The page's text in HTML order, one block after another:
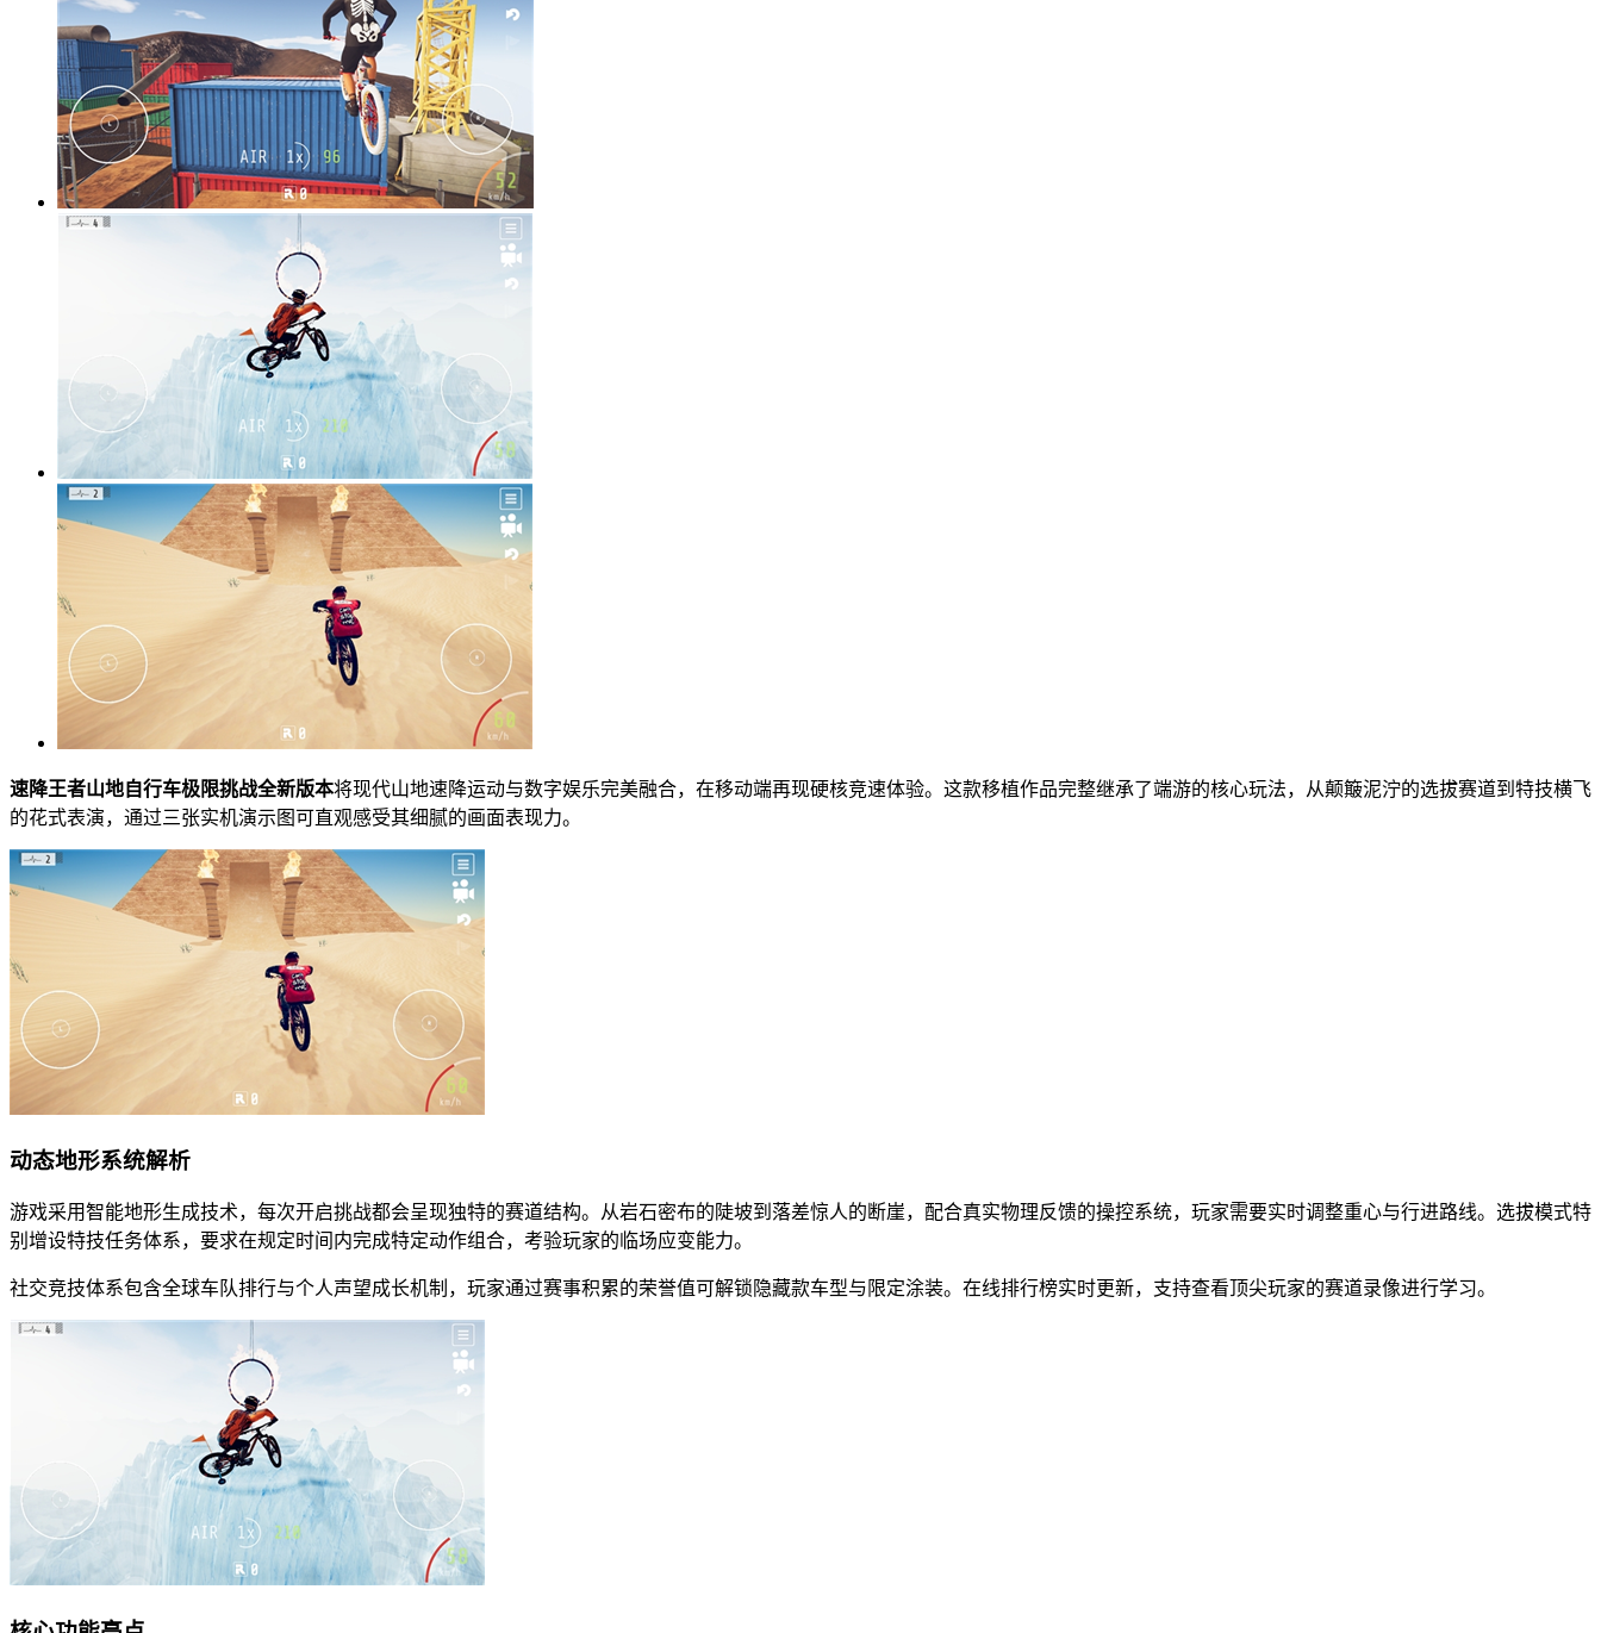
速降王者山地自行车极限挑战全新版本将现代山地速降运动与数字娱乐完美融合，在移动端再现硬核竞速体验。这款移植作品完整继承了端游的核心玩法，从颠簸泥泞的选拔赛道到特技横飞
的花式表演，通过三张实机演示图可直观感受其细腻的画面表现力。
动态地形系统解析
游戏采用智能地形生成技术，每次开启挑战都会呈现独特的赛道结构。从岩石密布的陡坡到落差惊人的断崖，配合真实物理反馈的操控系统，玩家需要实时调整重心与行进路线。选拔模式特
别增设特技任务体系，要求在规定时间内完成特定动作组合，考验玩家的临场应变能力。
社交竞技体系包含全球车队排行与个人声望成长机制，玩家通过赛事积累的荣誉值可解锁隐藏款车型与限定涂装。在线排行榜实时更新，支持查看顶尖玩家的赛道录像进行学习。